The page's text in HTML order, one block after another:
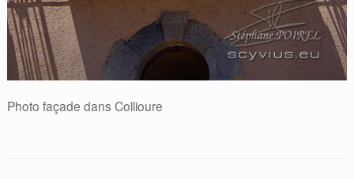
Photo façade dans Collioure